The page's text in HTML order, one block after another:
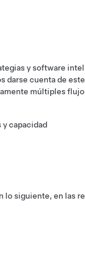
y software
darse cuenta de
múltiples
capacidad
lo siguiente, en las